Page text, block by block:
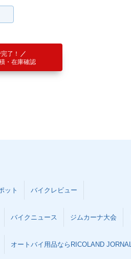
了！
・在庫確認
ット バイクレビュー
バイクニュース ジムカーナ大会
オートバイ用品ならRICOLAND JORNAL